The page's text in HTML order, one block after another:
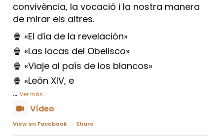
convivència, la vocació i la nostra manera
de mirar els altres.
🍿 «El día de la revelación»
🍿 «Las locas del Obelisco»
🍿 «Viaje al país de los blancos»
🍿 «León XIV, e
... Ver más
Vídeo
View on Facebook · Share